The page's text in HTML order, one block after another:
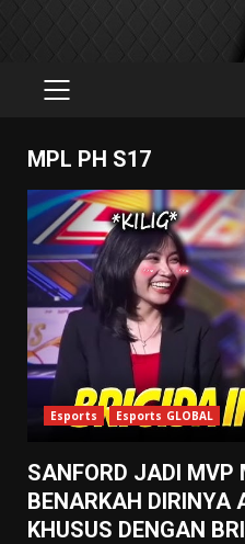
PRIMARY
MPL PH S17
Esports Esports GLOBAL
SANFORD JADI MVP
BENARKAH DIRINYA
KHUSUS DENGAN